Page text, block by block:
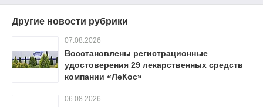
Другие новости рубрики
07.08.2026
Восстановлены регистрационные
удостоверения 29 лекарственных средств
компании «ЛеКос»
06.08.2026